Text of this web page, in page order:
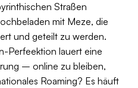
Straßen
mit Meze, die
und geteilt zu werden.
Perfeektion lauert eine
– online zu bleiben,
Roaming? Es häuft